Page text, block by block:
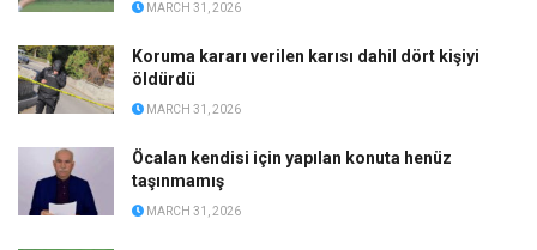
MARCH 31, 2026
Koruma kararı verilen karısı dahil dört kişiyi
öldürdü
MARCH 31, 2026
Öcalan kendisi için yapılan konuta henüz
taşınmamış
MARCH 31, 2026